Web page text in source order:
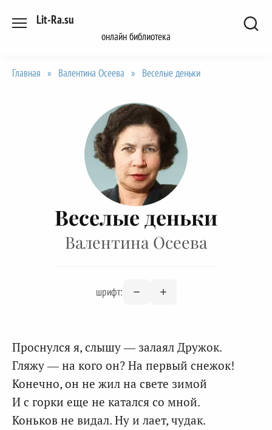
Lit-Ra.su
онлайн библиотека
Главная » Валентина Осеева » Веселые деньки
Веселые деньки
Валентина Осеева
шрифт:
Проснулся я, слышу — залаял Дружок.
Гляжу — на кого он? На первый снежок!
Конечно, он не жил на свете зимой
И с горки еще не катался со мной.
Коньков не видал. Ну и лает, чудак.